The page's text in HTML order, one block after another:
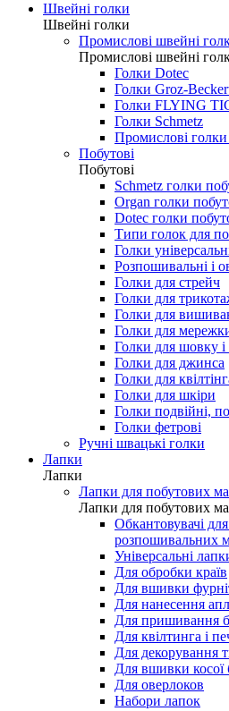
Швейні голки
Швейні голки
Промислові швейні
Промислові швейні
Голки Dotec
Голки Groz-
Голки FLYING
Голки Schmetz
Промислові голки
Побутові
Побутові
Schmetz голки
Organ голки
Dotec голки
Типи голок для
Голки
Розпошивальні і
Голки для стрейч
Голки для
Голки для
Голки для
Голки для шовку і
Голки для джинса
Голки для
Голки для шкіри
Голки подвійні,
Голки фетрові
Ручні швацькі голки
Лапки
Лапки
Лапки для побутових
Лапки для побутових
Обкантовувачі
розпошивальних
Універсальні
Для обробки країв
Для вшивки
Для нанесення
Для пришивання
Для квілтинга і
Для декорування
Для вшивки косої
Для оверлоков
Набори лапок